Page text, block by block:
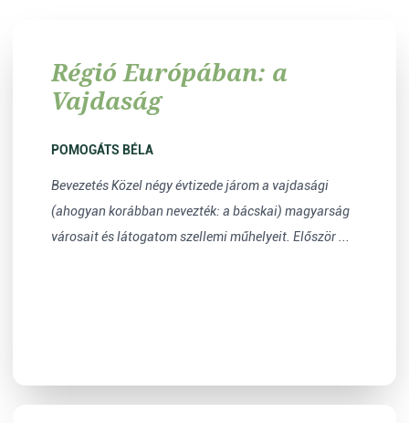
Régió Európában: a
Vajdaság
POMOGÁTS BÉLA
Bevezetés Közel négy évtizede járom a vajdasági
(ahogyan korábban nevezték: a bácskai) magyarság
városait és látogatom szellemi műhelyeit. Először ...